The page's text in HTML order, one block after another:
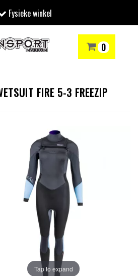
Fysieke winkel
0
producten.
SKIËN WINTERSPORTSHOP
FIRE 5-3 FREEZIP
Tap to expand